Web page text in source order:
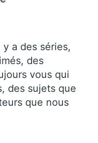
y a des séries,
des
vous qui
des sujets que
que nous